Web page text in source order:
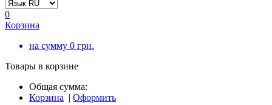
0
Корзина
на сумму 0 грн.
Товары в корзине
Общая сумма:
Корзина | Оформить